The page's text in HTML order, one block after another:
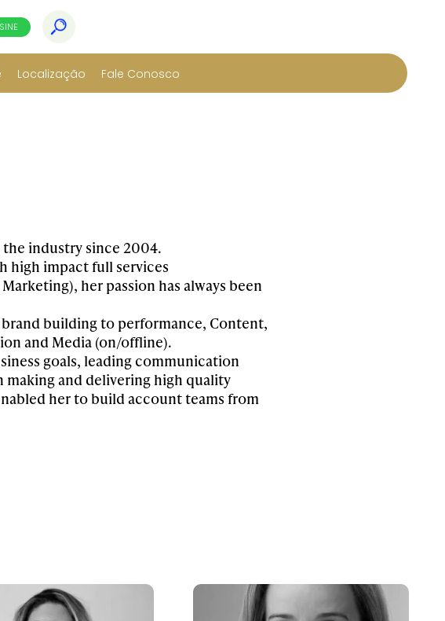
Localização Fale Conosco
industry since 2004.
high impact full services
her passion has always been
building to performance, Content,
and Media (on/offline).
goals, leading communication
and delivering high quality
her to build account teams from